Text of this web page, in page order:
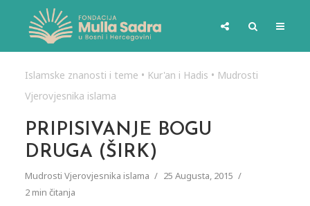
Islamske znanosti i teme • Kur'an i Hadis • Mudrosti
Vjerovjesnika islama
PRIPISIVANJE BOGU
DRUGA (ŠIRK)
Mudrosti Vjerovjesnika islama
25 Augusta, 2015
2 min čitanja